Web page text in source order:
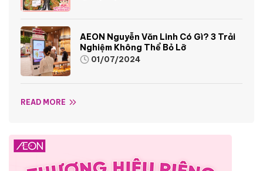
AEON Nguyễn Văn Linh Có Gì? 3 Trải
Nghiệm Không Thể Bỏ Lỡ
01/07/2024
READ MORE